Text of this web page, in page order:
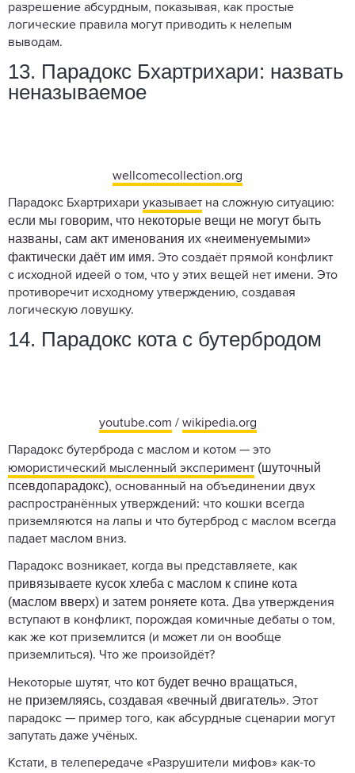
разрешение абсурдным, показывая, как простые
логические правила могут приводить к нелепым
выводам.
13. Парадокс Бхартрихари: назвать
неназываемое
wellcomecollection.org
Парадокс Бхартрихари указывает на сложную ситуацию:
если мы говорим, что некоторые вещи не могут быть
названы, сам акт именования их «неименуемыми»
фактически даёт им имя. Это создаёт прямой конфликт
с исходной идеей о том, что у этих вещей нет имени. Это
противоречит исходному утверждению, создавая
логическую ловушку.
14. Парадокс кота с бутербродом
youtube.com / wikipedia.org
Парадокс бутерброда с маслом и котом — это
юмористический мысленный эксперимент (шуточный
псевдопарадокс), основанный на объединении двух
распространённых утверждений: что кошки всегда
приземляются на лапы и что бутерброд с маслом всегда
падает маслом вниз.
Парадокс возникает, когда вы представляете, как
привязываете кусок хлеба с маслом к спине кота
(маслом вверх) и затем роняете кота. Два утверждения
вступают в конфликт, порождая комичные дебаты о том,
как же кот приземлится (и может ли он вообще
приземлиться). Что же произойдёт?
Некоторые шутят, что кот будет вечно вращаться,
не приземляясь, создавая «вечный двигатель». Этот
парадокс — пример того, как абсурдные сценарии могут
запутать даже учёных.
Кстати, в телепередаче «Разрушители мифов» как-то